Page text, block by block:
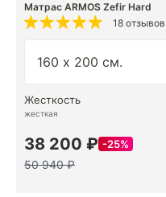
Матрас ARMOS Zefir Hard
18 отзывов
Жесткость
жесткая
38 200 ₽ 25%
50 940 ₽